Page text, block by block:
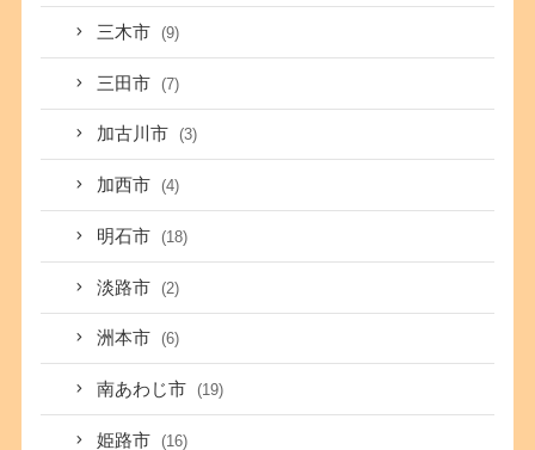
三木市 (9)
三田市 (7)
加古川市 (3)
加西市 (4)
明石市 (18)
淡路市 (2)
洲本市 (6)
南あわじ市 (19)
姫路市 (16)